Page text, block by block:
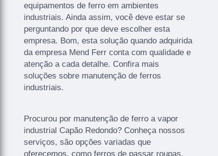
equipamentos de ferro em ambientes
industriais. Ainda assim, você deve estar se
perguntando por que deve escolher esta
empresa. Bom, esta solução quando adquirida
da empresa Mend Ferr conta com qualidade e
atenção a cada detalhe. Confira mais
soluções sobre manutenção de ferros
industriais.
Procurou por manutenção de ferro a vapor
industrial Capão Redondo? Conheça nossos
serviços, são opções variadas que
oferecemos, como ferros de passar roupas,